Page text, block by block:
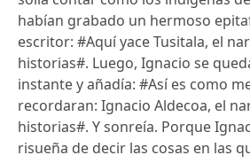
habían grabado un hermoso
escritor: #Aquí yace Tusitala, el
historias#. Luego, Ignacio se
instante y añadía: #Así es como
recordaran: Ignacio Aldecoa, el
historias#. Y sonreía. Porque
risueña de decir las cosas en las